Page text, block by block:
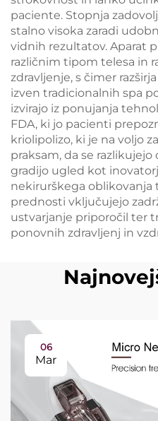
paciente. Stopnja
stalno visoka zaradi
vidnih rezultatov. Aparat
različnim tipom telesa in
zdravljenje, s čimer
izven tradicionalnih spa
izvirajo iz ponujanja
FDA, ki jo pacienti
kriolipolizo, ki je na voljo
praksam, da se
gradijo ugled kot
nekirurškega oblikovanja
prednosti vključujejo
ustvarjanje priporočil ter
ponovnih zdravljenj in
06
Mar